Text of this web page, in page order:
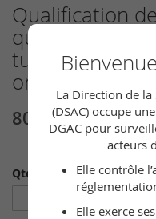
Qualification
qualification
or SET)
80,00 €
Qté
Skip
to
the
beginning
of
the
gallery
La Direction de
(DSAC) occupe
DGAC pour
acteurs
Elle contrôle
Elle exerce